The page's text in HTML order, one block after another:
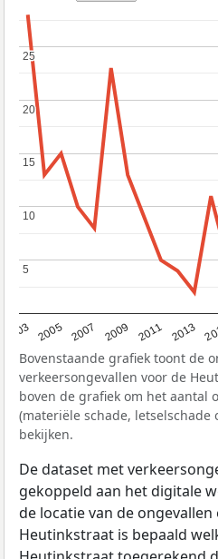
2003 2005 2007 2009 2011 2013
5
5
10
10
15
15
20
20
25
25
Bovenstaande grafiek toont de
verkeersongevallen voor de
boven de grafiek om het aantal
(materiële schade, letselschade
bekijken.
De dataset met
gekoppeld aan het digitale
de locatie van de
Heutinkstraat is bepaald